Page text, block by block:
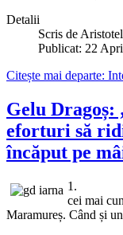
Detalii
Scris de
Publicat: 22
Citește mai departe:
Gelu Dragoș:
eforturi să
încăput pe
1.
cei mai
Maramureș. Când și